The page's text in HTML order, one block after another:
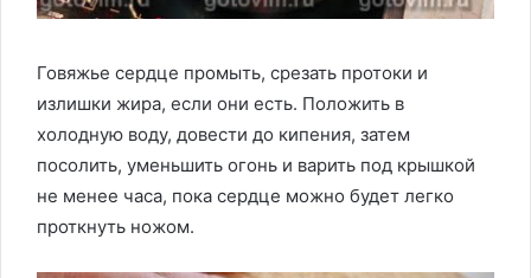
Говяжье сердце промыть, срезать протоки и
излишки жира, если они есть. Положить в
холодную воду, довести до кипения, затем
посолить, уменьшить огонь и варить под крышкой
не менее часа, пока сердце можно будет легко
проткнуть ножом.